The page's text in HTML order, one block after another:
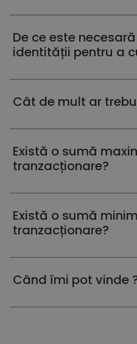
De ce este
identității pentru a
Cât de mult ar
Există o sumă
tranzacționare?
Există o sumă
tranzacționare?
Când îmi pot vinde